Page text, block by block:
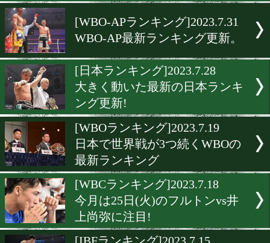
新
[WBC]2023.8.3
激アツのライト級! ヘイニ
挑戦をWBCが承諾
[WBO-APランキング
WBO-AP最新ランキング更
[日本ランキング]2023.7.28
大きく動いた最新の日本ラ
ング更新!